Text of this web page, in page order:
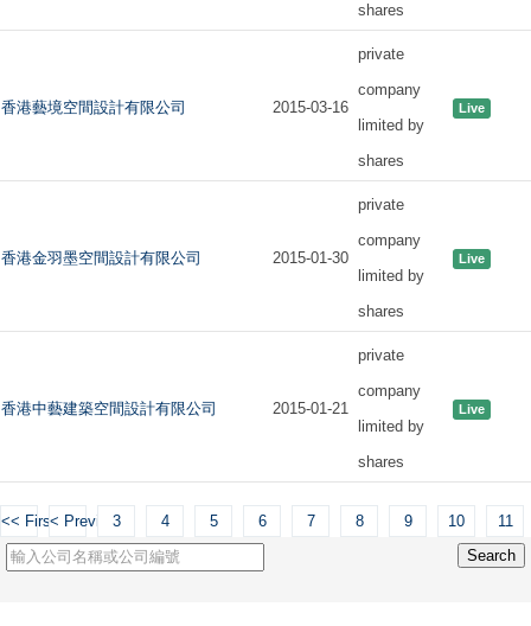
shares
香港藝境空間設計有限公司 2015-03-16
private
company
limited by
shares
Live
香港金羽墨空間設計有限公司 2015-01-30
private
company
limited by
shares
Live
香港中藝建築空間設計有限公司 2015-01-21
private
company
limited by
shares
Live
<< First< Previous
3 4 5 6 7 8 9 10 11